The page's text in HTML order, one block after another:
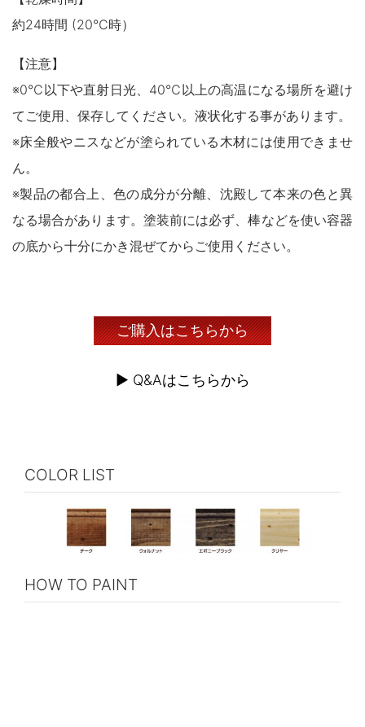
約24時間 (20℃時）
【注意】
※0℃以下や直射日光、40℃以上の高温になる場所を避け
てご使用、保存してください。液状化する事があります。
※床全般やニスなどが塗られている木材には使用できませ
ん。
※製品の都合上、色の成分が分離、沈殿して本来の色と異
なる場合があります。塗装前には必ず、棒などを使い容器
の底から十分にかき混ぜてからご使用ください。
ご購入はこちらから
▶︎ Q&Aはこちらから
COLOR LIST
HOW TO PAINT